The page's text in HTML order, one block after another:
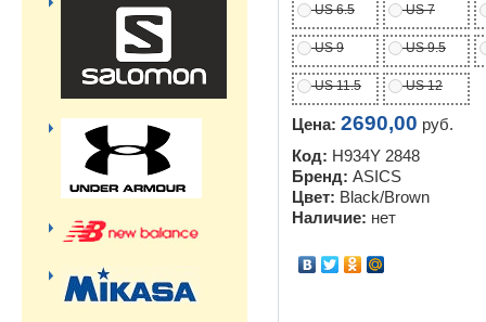
US 6.5 US 7
US 9 US 9.5
US 11.5 US 12
Цена: 2690,00 руб.
Код: H934Y 2848
Бренд: ASICS
Цвет: Black/Brown
Наличие: нет